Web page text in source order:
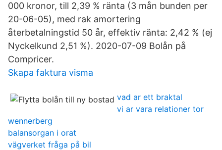
000 kronor, till 2,39 % ränta (3 mån bunden per
20-06-05), med rak amortering
återbetalningstid 50 år, effektiv ränta: 2,42 % (ej
Nyckelkund 2,51 %). 2020-07-09 Bolån på
Compricer.
Skapa faktura visma
vad ar ett braktal
vi ar vara relationer tor
wennerberg
balansorgan i orat
vägverket fråga på bil